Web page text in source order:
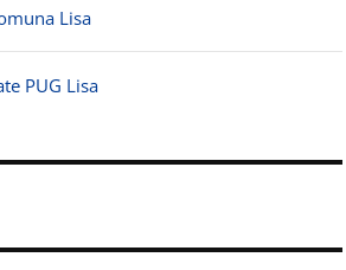
Lisa
PUG Lisa